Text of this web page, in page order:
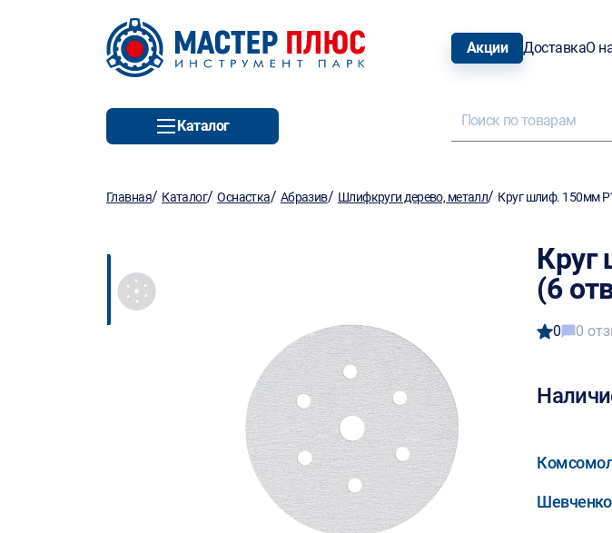
Акции ДоставкаО
Каталог
Главная/ Каталог/Оснастка/ Абразив/ Шлифкруги дерево, металл/ Круг шлиф. 150мм
Круг
(6
0 0
Шевченко